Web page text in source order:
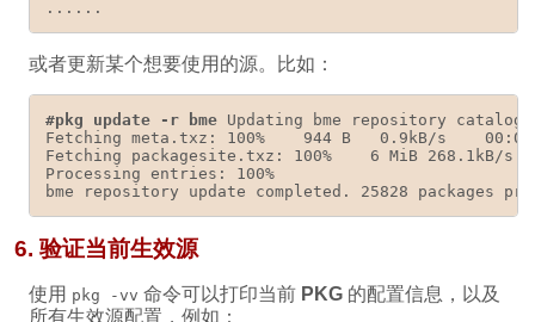
或者更新某个想要使用的源。比如：
#pkg update -r bme Updating bme repository
Fetching meta.txz: 100%    944 B   0.9kB/s
Fetching packagesite.txz: 100%    6 MiB
Processing entries: 100%
6. 验证当前生效源
使用 pkg -vv 命令可以打印当前 PKG的配置信息，以及
所有生效源配置，例如：